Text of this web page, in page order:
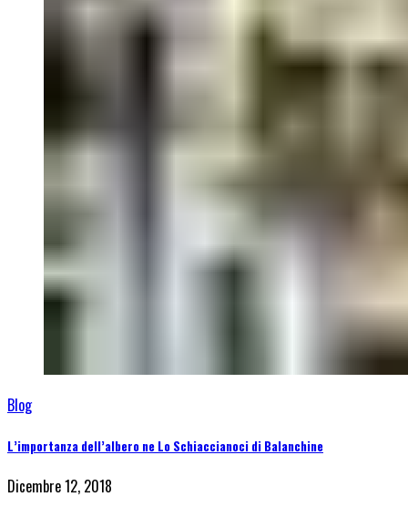
Blog
L’importanza dell’albero ne Lo Schiaccianoci di Balanchine
Dicembre 12, 2018